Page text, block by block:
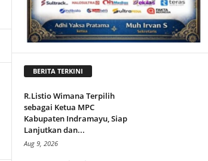
BERITA TERKINI
R.Listio Wimana Terpilih
sebagai Ketua MPC
Kabupaten Indramayu, Siap
Lanjutkan dan...
Aug 9, 2026